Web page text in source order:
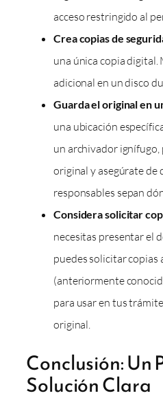
acceso restringido al
Crea copias de
una única copia digital.
adicional en un disco
Guarda el original en
una ubicación
un archivador ignífugo,
original y asegúrate de
responsables sepan
Considera solicitar
necesitas presentar el
puedes solicitar copias
(anteriormente
para usar en tus
original.
Conclusión: Un
Solución Clara